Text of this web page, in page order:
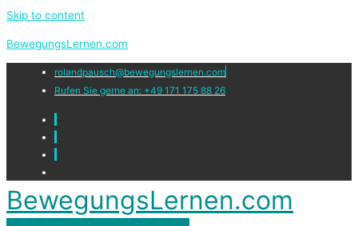
Skip to content
BewegungsLernen.com
rolandpausch@bewegungslernen.com
Rufen Sie gerne an: +49 171 175 88 26
BewegungsLernen.com